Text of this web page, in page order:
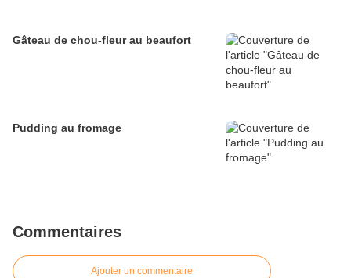
Gâteau de chou-fleur au beaufort
Pudding au fromage
Commentaires
Ajouter un commentaire